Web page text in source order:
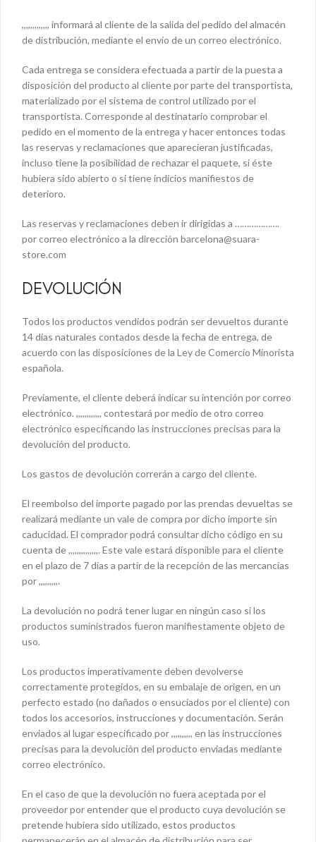
,,,,,,,,,,,,, informará al cliente de la salida del pedido del almacén
de distribución, mediante el envío de un correo electrónico.
Cada entrega se considera efectuada a partir de la puesta a
disposición del producto al cliente por parte del transportista,
materializado por el sistema de control utilizado por el
transportista. Corresponde al destinatario comprobar el
pedido en el momento de la entrega y hacer entonces todas
las reservas y reclamaciones que aparecieran justificadas,
incluso tiene la posibilidad de rechazar el paquete, si éste
hubiera sido abierto o si tiene indicios manifiestos de
deterioro.
Las reservas y reclamaciones deben ir dirigidas a ……………….
por correo electrónico a la dirección barcelona@suara-
store.com
DEVOLUCIÓN
Todos los productos vendidos podrán ser devueltos durante
14 días naturales contados desde la fecha de entrega, de
acuerdo con las disposiciones de la Ley de Comercio Minorista
española.
Previamente, el cliente deberá indicar su intención por correo
electrónico. ,,,,,,,,,,,, contestará por medio de otro correo
electrónico especificando las instrucciones precisas para la
devolución del producto.
Los gastos de devolución correrán a cargo del cliente.
El reembolso del importe pagado por las prendas devueltas se
realizará mediante un vale de compra por dicho importe sin
caducidad. El comprador podrá consultar dicho código en su
cuenta de ,,,,,,,,,,,,,,. Este vale estará disponible para el cliente
en el plazo de 7 días a partir de la recepción de las mercancías
por ,,,,,,,,,.
La devolución no podrá tener lugar en ningún caso si los
productos suministrados fueron manifiestamente objeto de
uso.
Los productos imperativamente deben devolverse
correctamente protegidos, en su embalaje de origen, en un
perfecto estado (no dañados o ensuciados por el cliente) con
todos los accesorios, instrucciones y documentación. Serán
enviados al lugar especificado por ,,,,,,,,,, en las instrucciones
precisas para la devolución del producto enviadas mediante
correo electrónico.
En el caso de que la devolución no fuera aceptada por el
proveedor por entender que el producto cuya devolución se
pretende hubiera sido utilizado, estos productos